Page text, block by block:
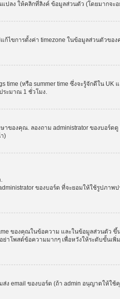
ลง ให้คลิกที่ลิงค์ ข้อมูลส่วนตัว (โดยมากจ
ไขการตั้งค่า timezone ในข้อมูลส่วนตัวข
(หรือ summer time ซึ่งจะรู้จักดีใน
ระมาณ 1 ชั่วโมง.
ของคุณ. ลองถาม administrator ของบอร์
)
ของบอร์ด ที่จะยอมให้ใช้รูปภาพ
ของคุณในข้อความ และในข้อมูลส่วนตัว
าโพสต์ข้อความมากๆ เพื่อหวังให้ระดับขั้นเ
email ของบอร์ด (ถ้า admin อนุญาตให้ใ